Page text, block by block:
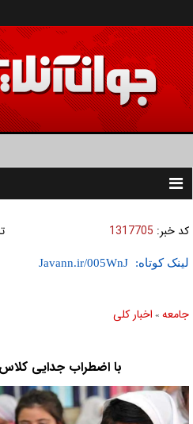
Toggle
کد خبر: 1317705
لینک کوتاه:
جامعه » اخبار كلی
با اضطراب جدایی